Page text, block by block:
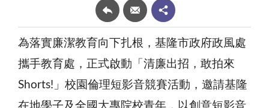
為落實廉潔教育向下扎根，基隆市政府政風處
攜手教育處，正式啟動「清廉出招，敢拍來
Shorts!」校園倫理短影音競賽活動，邀請基隆